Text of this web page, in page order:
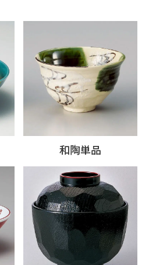
和陶単品